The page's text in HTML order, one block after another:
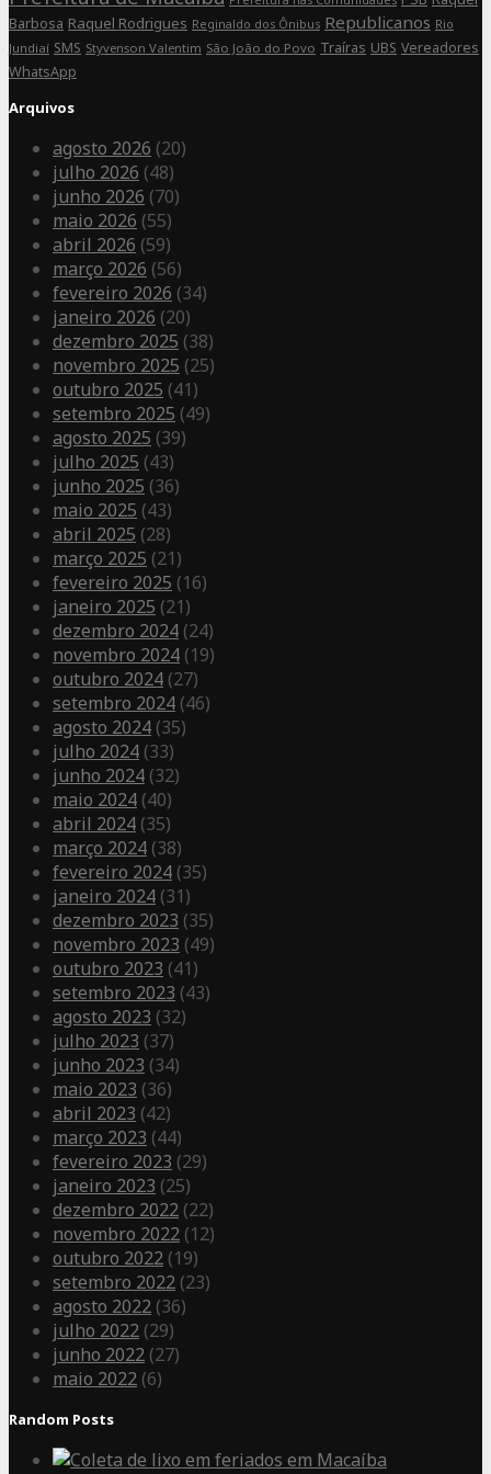
Barbosa Raquel Rodrigues Reginaldo dos Ônibus Republicanos Rio
Jundiaí SMS Styvenson Valentim São João do Povo Traíras UBS Vereadores
WhatsApp
Arquivos
agosto 2026 (20)
julho 2026 (48)
junho 2026 (70)
maio 2026 (55)
abril 2026 (59)
março 2026 (56)
fevereiro 2026 (34)
janeiro 2026 (20)
dezembro 2025 (38)
novembro 2025 (25)
outubro 2025 (41)
setembro 2025 (49)
agosto 2025 (39)
julho 2025 (43)
junho 2025 (36)
maio 2025 (43)
abril 2025 (28)
março 2025 (21)
fevereiro 2025 (16)
janeiro 2025 (21)
dezembro 2024 (24)
novembro 2024 (19)
outubro 2024 (27)
setembro 2024 (46)
agosto 2024 (35)
julho 2024 (33)
junho 2024 (32)
maio 2024 (40)
abril 2024 (35)
março 2024 (38)
fevereiro 2024 (35)
janeiro 2024 (31)
dezembro 2023 (35)
novembro 2023 (49)
outubro 2023 (41)
setembro 2023 (43)
agosto 2023 (32)
julho 2023 (37)
junho 2023 (34)
maio 2023 (36)
abril 2023 (42)
março 2023 (44)
fevereiro 2023 (29)
janeiro 2023 (25)
dezembro 2022 (22)
novembro 2022 (12)
outubro 2022 (19)
setembro 2022 (23)
agosto 2022 (36)
julho 2022 (29)
junho 2022 (27)
maio 2022 (6)
Random Posts